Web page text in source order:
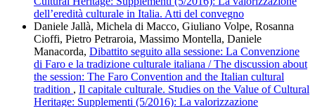
dell’eredità culturale in Italia. Atti del convegno
Daniele Jallà, Michela di Macco, Giuliano Volpe, Rosanna
Cioffi, Pietro Petraroia, Massimo Montella, Daniele
Manacorda, Dibattito seguito alla sessione: La Convenzione
di Faro e la tradizione culturale italiana / The discussion about
the session: The Faro Convention and the Italian cultural
tradition , Il capitale culturale. Studies on the Value of Cultural
Heritage: Supplementi (5/2016): La valorizzazione